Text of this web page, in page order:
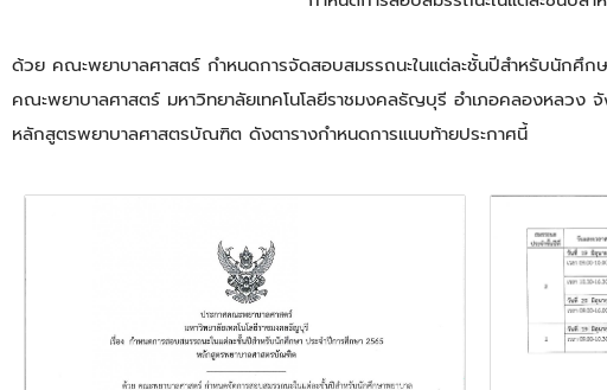
ด้วย คณะพยาบาลศาสตร์ กำหนดการจัดสอบสมรรถนะในแต่ละชั้นปีสำหรับนัก
คณะพยาบาลศาสตร์ มหาวิทยาลัยเทคโนโลยีราชมงคลธัญบุรี อำเภอคลองหลวง
หลักสูตรพยาบาลศาสตรบัณฑิต ดังตารางกำหนดการแนบท้ายประกาศนี้